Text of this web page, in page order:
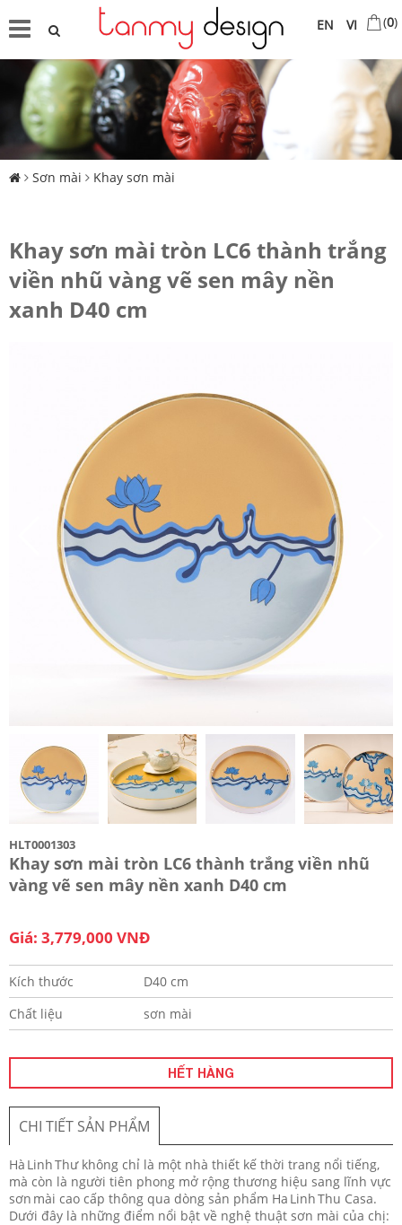
VI
EN (0)
Sơn mài Khay sơn mài
Khay sơn mài tròn LC6 thành trắng
viền nhũ vàng vẽ sen mây nền
xanh D40 cm
HLT0001303
Khay sơn mài tròn LC6 thành trắng viền nhũ
vàng vẽ sen mây nền xanh D40 cm
Giá: 3,779,000 VNĐ
Kích thước
D40 cm
Chất liệu
sơn mài
HẾT HÀNG
CHI TIẾT SẢN PHẨM
Hà Linh Thư không chỉ là một nhà thiết kế thời trang nổi tiếng,
mà còn là người tiên phong mở rộng thương hiệu sang lĩnh vực
sơn mài cao cấp thông qua dòng sản phẩm Ha Linh Thu Casa.
Dưới đây là những điểm nổi bật về nghệ thuật sơn mài của chị: